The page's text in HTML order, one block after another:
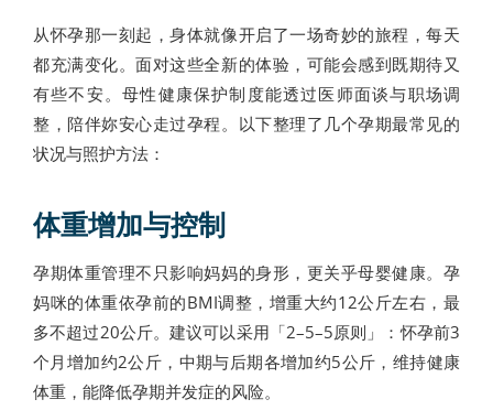
从怀孕那一刻起，身体就像开启了一场奇妙的旅程，每天
都充满变化。面对这些全新的体验，可能会感到既期待又
有些不安。母性健康保护制度能透过医师面谈与职场调
整，陪伴妳安心走过孕程。以下整理了几个孕期最常见的
状况与照护方法：
体重增加与控制
孕期体重管理不只影响妈妈的身形，更关乎母婴健康。孕
妈咪的体重依孕前的BMI调整，增重大约12公斤左右，最
多不超过20公斤。建议可以采用「2–5–5原则」：怀孕前3
个月增加约2公斤，中期与后期各增加约5公斤，维持健康
体重，能降低孕期并发症的风险。